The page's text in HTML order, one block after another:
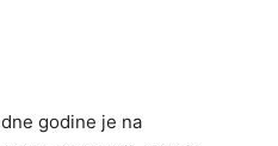
godine je na